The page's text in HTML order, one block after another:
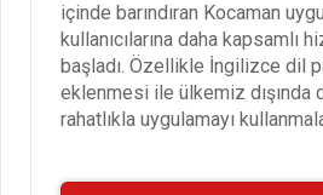
içinde barındıran Kocaman
kullanıcılarına daha kapsamlı
başladı. Özellikle İngilizce dil
eklenmesi ile ülkemiz dışında
rahatlıkla uygulamayı